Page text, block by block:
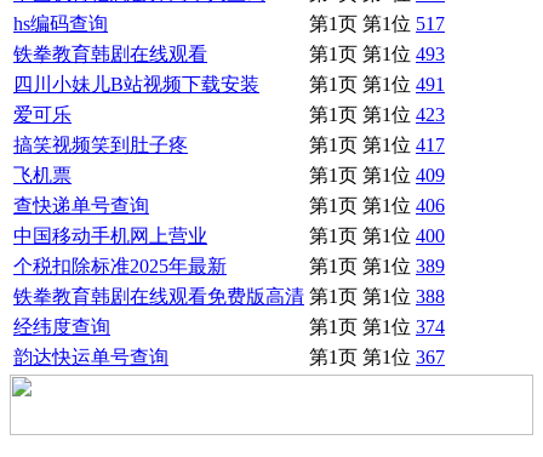
hs编码查询
第1页 第1位 517
铁拳教育韩剧在线观看
第1页 第1位 493
四川小妹儿B站视频下载安装
第1页 第1位 491
爱可乐
第1页 第1位 423
搞笑视频笑到肚子疼
第1页 第1位 417
飞机票
第1页 第1位 409
查快递单号查询
第1页 第1位 406
中国移动手机网上营业
第1页 第1位 400
个税扣除标准2025年最新
第1页 第1位 389
铁拳教育韩剧在线观看免费版高清 第1页 第1位 388
经纬度查询
第1页 第1位 374
韵达快运单号查询
第1页 第1位 367